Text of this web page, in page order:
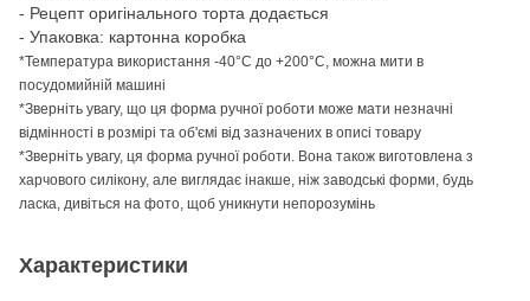
- Рецепт оригінального торта додається
- Упаковка: картонна коробка
*Температура використання -40°C до +200°C, можна мити в
посудомийній машині
*Зверніть увагу, що ця форма ручної роботи може мати незначні
відмінності в розмірі та об'ємі від зазначених в описі товару
*Зверніть увагу, ця форма ручної роботи. Вона також виготовлена з
харчового силікону, але виглядає інакше, ніж заводські форми, будь
ласка, дивіться на фото, щоб уникнути непорозумінь
Характеристики